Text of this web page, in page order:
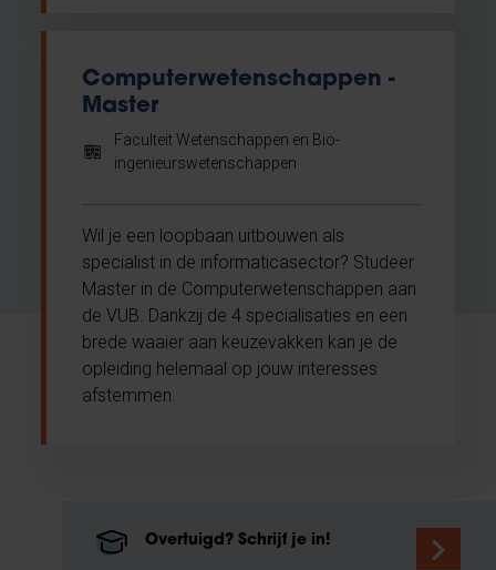
Computerwetenschappen -
Master
Faculteit Wetenschappen en Bio-
ingenieurswetenschappen
Wil je een loopbaan uitbouwen als
specialist in de informaticasector? Studeer
Master in de Computerwetenschappen aan
de VUB. Dankzij de 4 specialisaties en een
brede waaier aan keuzevakken kan je de
opleiding helemaal op jouw interesses
afstemmen.
Overtuigd? Schrijf je in!